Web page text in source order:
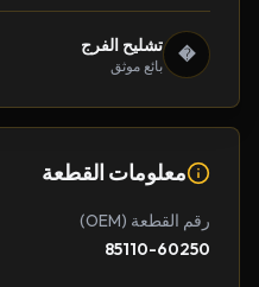
� تشليح الفرج
بائع موثق
معلومات القطعة
رقم القطعة (OEM)
85110-60250